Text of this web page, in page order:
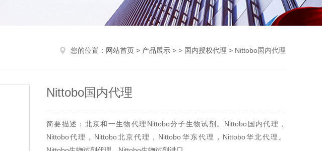
您的位置： 网站首页 > 产品展示 > > 国内授权代理 > Nittobo国内代理
Nittobo国内代理
简要描述：北京和一生物代理Nittobo分子生物试剂。Nittobo国内代理，
Nittobo代理，Nittobo北京代理，Nittobo华东代理，Nittobo华北代理。